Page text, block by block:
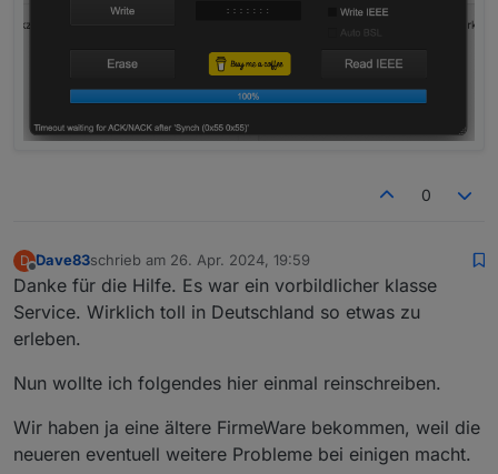
0
D
Offline
Dave83schrieb am 26. Apr. 2024, 19:59
zuletzt editiert von
Danke für die Hilfe. Es war ein vorbildlicher klasse
Service. Wirklich toll in Deutschland so etwas zu
erleben.
Nun wollte ich folgendes hier einmal reinschreiben.
Wir haben ja eine ältere FirmeWare bekommen, weil die
neueren eventuell weitere Probleme bei einigen macht.